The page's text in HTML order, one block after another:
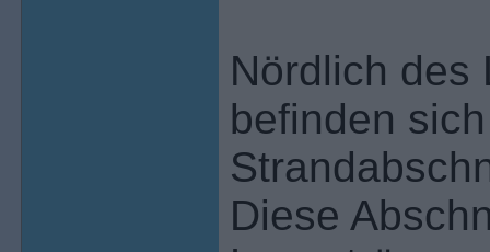
Nördlich des
befinden
Diese